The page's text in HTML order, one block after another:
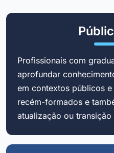
Profissionais com
aprofundar
em contextos públicos
recém-formados e
atualização ou